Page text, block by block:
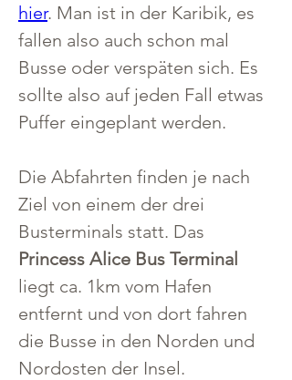
hier. Man ist in der Karibik, es
fallen also auch schon mal
Busse oder verspäten sich. Es
sollte also auf jeden Fall etwas
Puffer eingeplant werden.
Die Abfahrten finden je nach
Ziel von einem der drei
Busterminals statt. Das
Princess Alice Bus Terminal
liegt ca. 1km vom Hafen
entfernt und von dort fahren
die Busse in den Norden und
Nordosten der Insel.